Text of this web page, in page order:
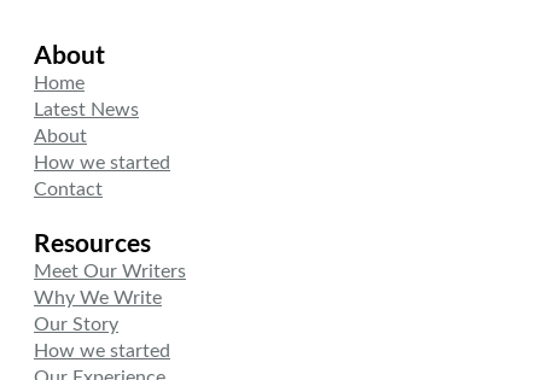
About
Home
Latest News
About
How we started
Contact
Resources
Meet Our Writers
Why We Write
Our Story
How we started